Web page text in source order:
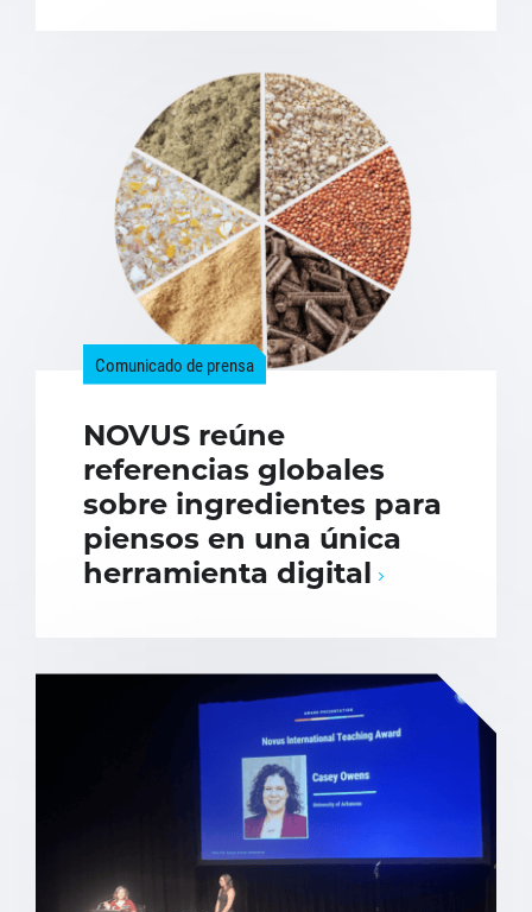
Comunicado de prensa
NOVUS reúne
referencias globales
sobre ingredientes para
piensos en una única
herramienta digital